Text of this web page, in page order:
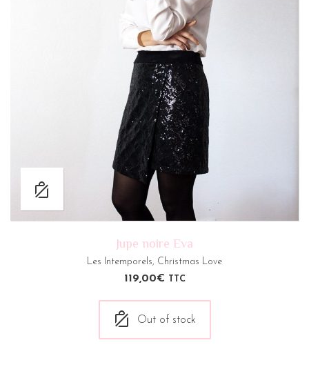
Jupe noire Eva
Les Intemporels, Christmas Love
119,00€ TTC
Out of stock